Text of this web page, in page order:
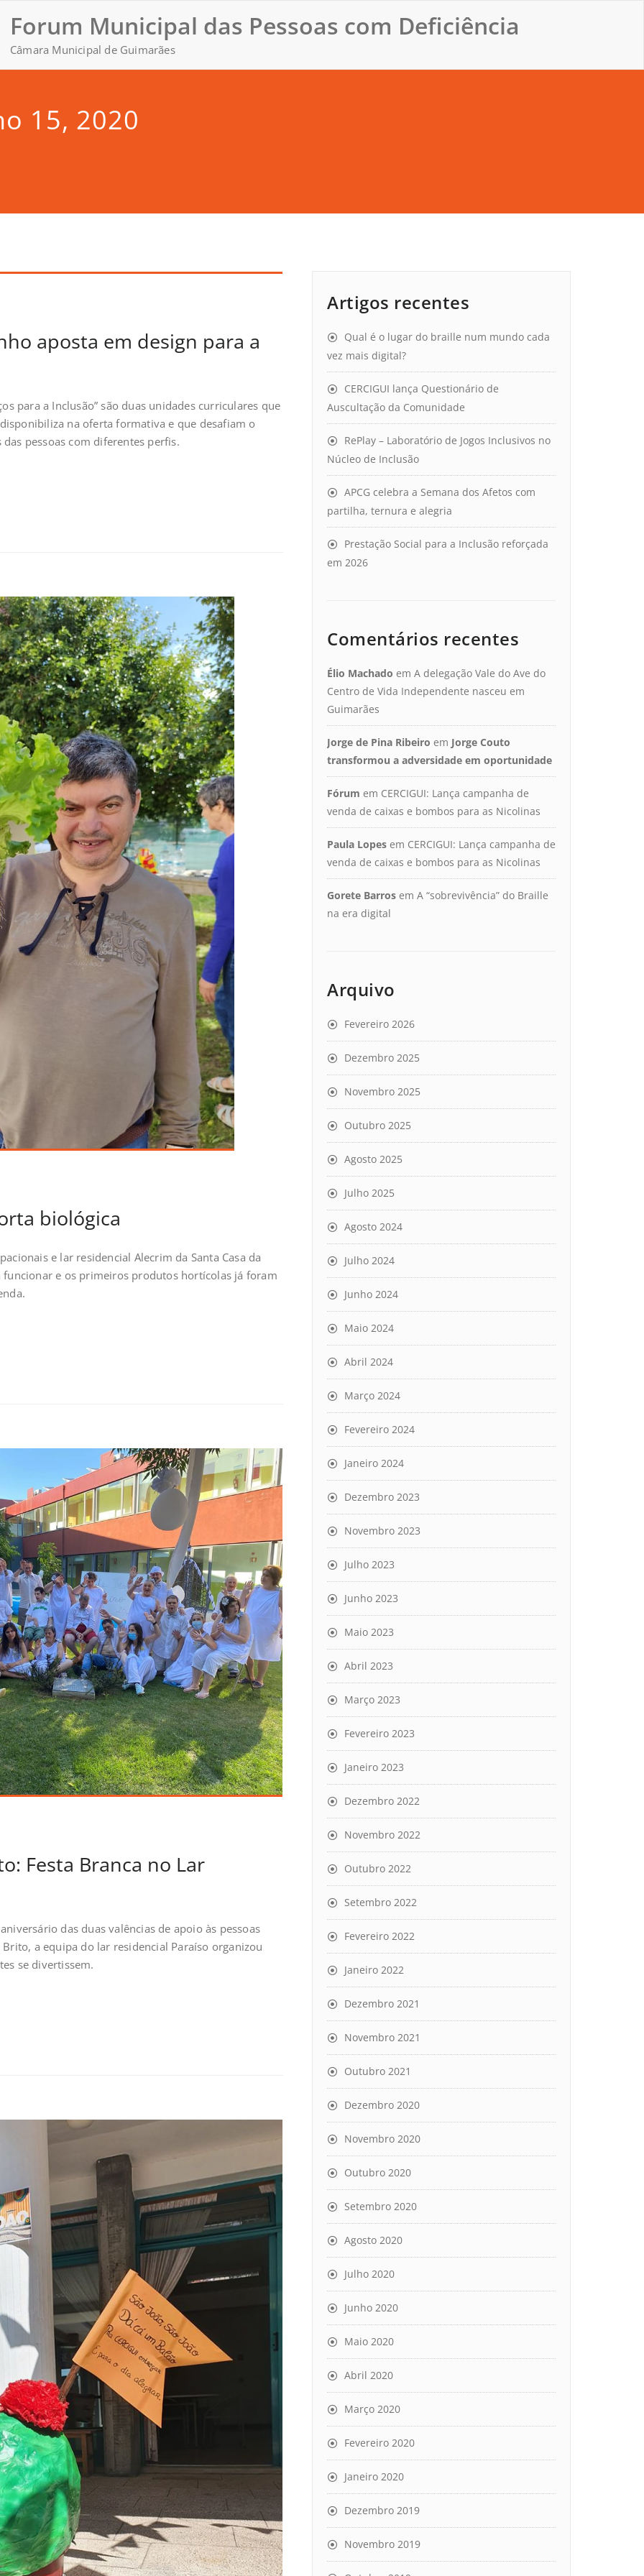
Forum Municipal das Pessoas com Deficiência
Câmara Municipal de Guimarães
15, 2020
aposta em design para a
para a Inclusão” são duas unidades curriculares que
na oferta formativa e que desafiam o
pessoas com diferentes perfis.
biológica
e lar residencial Alecrim da Santa Casa da
funcionar e os primeiros produtos hortícolas já foram
Festa Branca no Lar
das duas valências de apoio às pessoas
a equipa do lar residencial Paraíso organizou
se divertissem.
Artigos recentes
Qual é o lugar do braille num mundo cada
vez mais digital?
CERCIGUI lança Questionário de
Auscultação da Comunidade
RePlay – Laboratório de Jogos Inclusivos no
Núcleo de Inclusão
APCG celebra a Semana dos Afetos com
partilha, ternura e alegria
Prestação Social para a Inclusão reforçada
em 2026
Comentários recentes
Élio Machado em A delegação Vale do Ave do
Centro de Vida Independente nasceu em
Guimarães
Jorge de Pina Ribeiro em Jorge Couto
transformou a adversidade em oportunidade
Fórum em CERCIGUI: Lança campanha de
venda de caixas e bombos para as Nicolinas
Paula Lopes em CERCIGUI: Lança campanha de
venda de caixas e bombos para as Nicolinas
Gorete Barros em A “sobrevivência” do Braille
na era digital
Arquivo
Fevereiro 2026
Dezembro 2025
Novembro 2025
Outubro 2025
Agosto 2025
Julho 2025
Agosto 2024
Julho 2024
Junho 2024
Maio 2024
Abril 2024
Março 2024
Fevereiro 2024
Janeiro 2024
Dezembro 2023
Novembro 2023
Julho 2023
Junho 2023
Maio 2023
Abril 2023
Março 2023
Fevereiro 2023
Janeiro 2023
Dezembro 2022
Novembro 2022
Outubro 2022
Setembro 2022
Fevereiro 2022
Janeiro 2022
Dezembro 2021
Novembro 2021
Outubro 2021
Dezembro 2020
Novembro 2020
Outubro 2020
Setembro 2020
Agosto 2020
Julho 2020
Junho 2020
Maio 2020
Abril 2020
Março 2020
Fevereiro 2020
Janeiro 2020
Dezembro 2019
Novembro 2019